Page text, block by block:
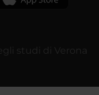
studi di Verona